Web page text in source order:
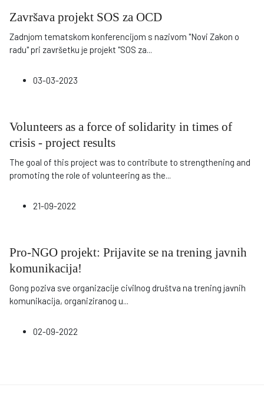
Završava projekt SOS za OCD
Zadnjom tematskom konferencijom s nazivom "Novi Zakon o
radu" pri završetku je projekt "SOS za...
03-03-2023
Volunteers as a force of solidarity in times of
crisis - project results
The goal of this project was to contribute to strengthening and
promoting the role of volunteering as the...
21-09-2022
Pro-NGO projekt: Prijavite se na trening javnih
komunikacija!
Gong poziva sve organizacije civilnog društva na trening javnih
komunikacija, organiziranog u...
02-09-2022